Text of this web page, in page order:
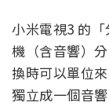
小米電視3 的
機（含音響）
換時可以單位
獨立成一個音